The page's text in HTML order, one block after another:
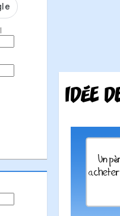
IDÉE